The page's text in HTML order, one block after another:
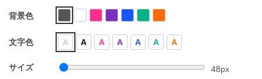
背景色
文字色 A A A A A A A
サイズ 48px